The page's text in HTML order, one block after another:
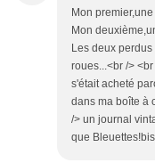
Mon
Mon
Les deux
roues...<br />
s'était acheté
dans ma boîte à
/> un journal
que